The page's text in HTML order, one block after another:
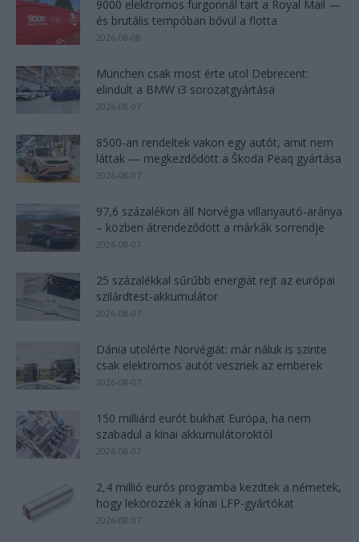
9000 elektromos furgonnál tart a Royal Mail —
és brutális tempóban bővül a flotta
2026-08-08
München csak most érte utol Debrecent:
elindult a BMW i3 sorozatgyártása
2026-08-07
8500-an rendeltek vakon egy autót, amit nem
láttak — megkezdődött a Škoda Peaq gyártása
2026-08-07
97,6 százalékon áll Norvégia villanyautó-aránya
– közben átrendeződött a márkák sorrendje
2026-08-07
25 százalékkal sűrűbb energiát rejt az európai
szilárdtest-akkumulátor
2026-08-07
Dánia utolérte Norvégiát: már náluk is szinte
csak elektromos autót vesznek az emberek
2026-08-07
150 milliárd eurót bukhat Európa, ha nem
szabadul a kínai akkumulátoroktól
2026-08-07
2,4 millió eurós programba kezdtek a németek,
hogy lekörözzék a kínai LFP-gyártókat
2026-08-07